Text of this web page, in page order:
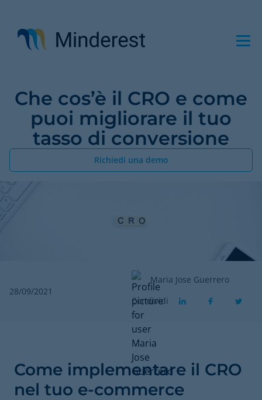
contenuto
principale
Che cos’è il CRO e come
puoi migliorare il tuo
tasso di conversione
Richiedi una demo
28/09/2021
Maria Jose Guerrero
Condividi
Come implementare il CRO
nel tuo e-commerce